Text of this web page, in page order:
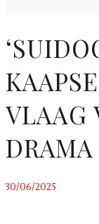
VLAAG
DRAMA
30/06/2025